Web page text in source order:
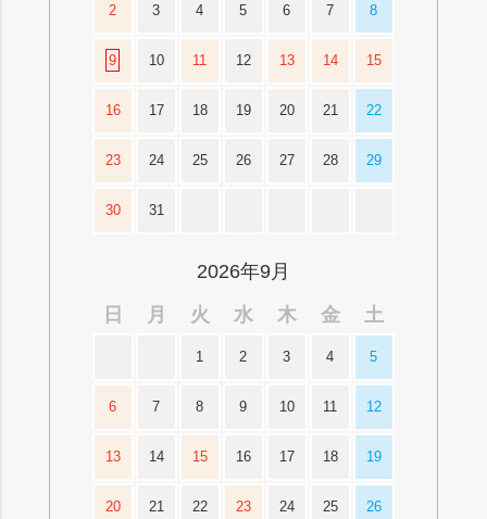
2 3 4 5 6 7 8
9 10 11 12 13 14 15
16 17 18 19 20 21 22
23 24 25 26 27 28 29
30 31
2026年9月
日
月 火 水 木 金 土
1 2 3 4 5
6 7 8 9 10 11 12
13 14 15 16 17 18 19
20 21 22 23 24 25 26